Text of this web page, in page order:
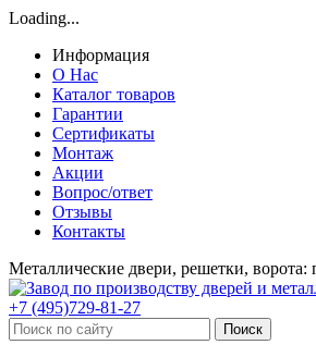
Loading...
Информация
О Нас
Каталог товаров
Гарантии
Сертификаты
Монтаж
Акции
Вопрос/ответ
Отзывы
Контакты
Металлические двери, решетки, ворота:
+7 (495)729-81-27
Поиск